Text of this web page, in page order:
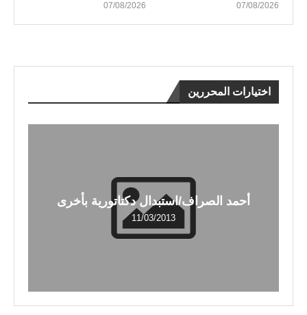
07/08/2026
07/08/2026
اختيارات المحررين
أحمد الصراف/استبدال دكتاتورية بأخرى
11/03/2013